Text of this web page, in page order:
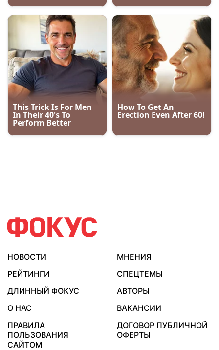
НОВОСТИ
МНЕНИЯ
РЕЙТИНГИ
СПЕЦТЕМЫ
ДЛИННЫЙ ФОКУС
АВТОРЫ
О НАС
ВАКАНСИИ
ПРАВИЛА
ПОЛЬЗОВАНИЯ
САЙТОМ
ДОГОВОР ПУБЛИЧНОЙ
ОФЕРТЫ